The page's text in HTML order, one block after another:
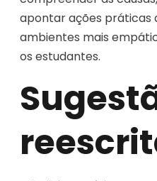
apontar ações práticas
ambientes mais
os estudantes.